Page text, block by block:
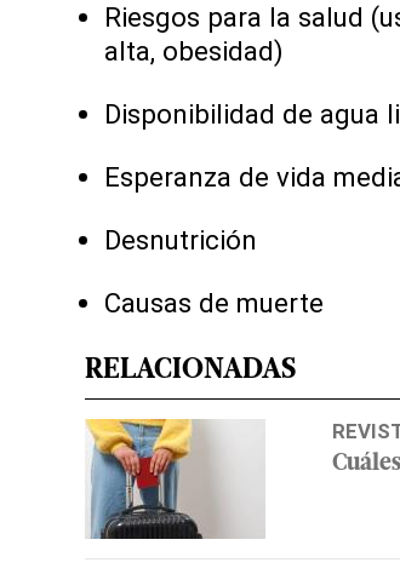
Riesgos para la salud
alta, obesidad)
Disponibilidad de agua
Esperanza de vida
Desnutrición
Causas de muerte
RELACIONADAS